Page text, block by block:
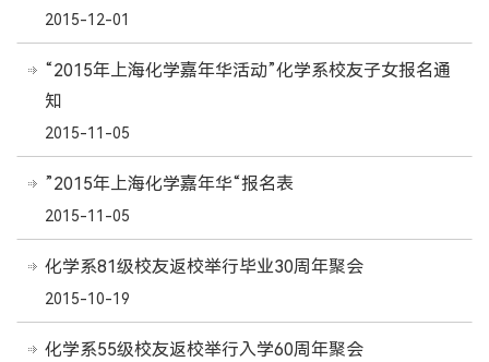
2015-12-01
“2015年上海化学嘉年华活动”化学系校友子女报名通
知
2015-11-05
”2015年上海化学嘉年华“报名表
2015-11-05
化学系81级校友返校举行毕业30周年聚会
2015-10-19
化学系55级校友返校举行入学60周年聚会